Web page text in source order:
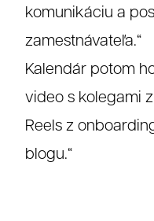
komunikáciu a
zamestnávateľa.“
Kalendár potom
video s kolegami
Reels z
blogu.“